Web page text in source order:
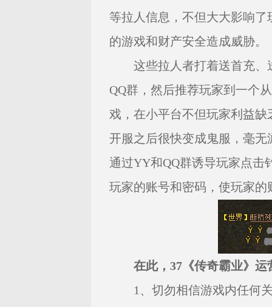
等拉人信息，不但大大影响
的游戏和财产安全造成威胁。
这些拉人者打着送首充、
QQ群，然后推荐玩家到一个
戏，在小平台不但玩家利益
开服之后很快变成鬼服，毫
通过YY和QQ群诱导玩家点击
玩家的账号和密码，使玩家的
在此，37《传奇霸业》
1、切勿相信游戏内任何关